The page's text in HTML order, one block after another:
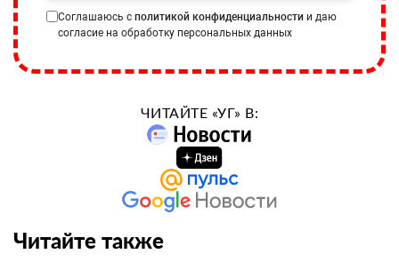
Соглашаюсь с политикой конфиденциальности и даю
согласие на обработку персональных данных
ЧИТАЙТЕ «УГ» В:
Читайте также